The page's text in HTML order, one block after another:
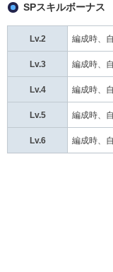
SPスキルボーナス
Lv.2 編成時、
Lv.3 編成時、
Lv.4 編成時、
Lv.5 編成時、
Lv.6 編成時、